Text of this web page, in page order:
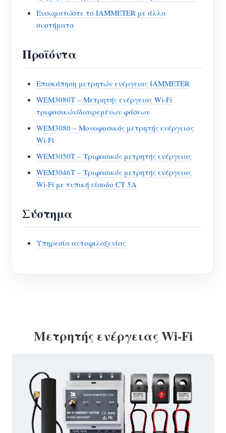
Ενσωματώστε το IAMMETER με άλλα
συστήματα
Προϊόντα
Επισκόπηση μετρητών ενέργειας IAMMETER
WEM3080T – Μετρητής ενέργειας Wi-Fi
τριφασικών/διαιρεμένων φάσεων
WEM3080 – Μονοφασικός μετρητής ενέργειας
Wi-Fi
WEM3050T – Τριφασικός μετρητής ενέργειας
WEM3046T – Τριφασικός μετρητής ενέργειας
Wi-Fi με τυπική είσοδο CT 5A
Σύστημα
Υπηρεσία αυτοφιλοξενίας
Μετρητής ενέργειας Wi-Fi